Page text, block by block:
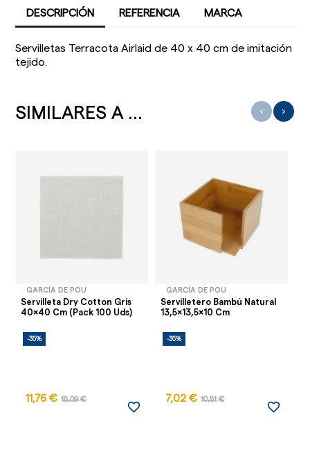
DESCRIPCIÓN REFERENCIA MARCA
Servilletas Terracota Airlaid de 40 x 40 cm de imitación
tejido.
SIMILARES A ...
GARCÍA DE POU
Servilleta Dry Cotton Gris
40x40 Cm (Pack 100 Uds)
-35%
11,76 € 18,09 €
favorite_border
GARCÍA DE POU
Servilletero Bambú Natural
13,5x13,5x10 Cm
-35%
7,02 € 10,81 €
favorite_border
‹ ›